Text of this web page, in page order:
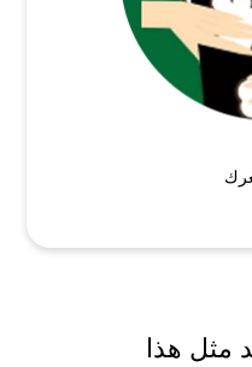
مثل هذا